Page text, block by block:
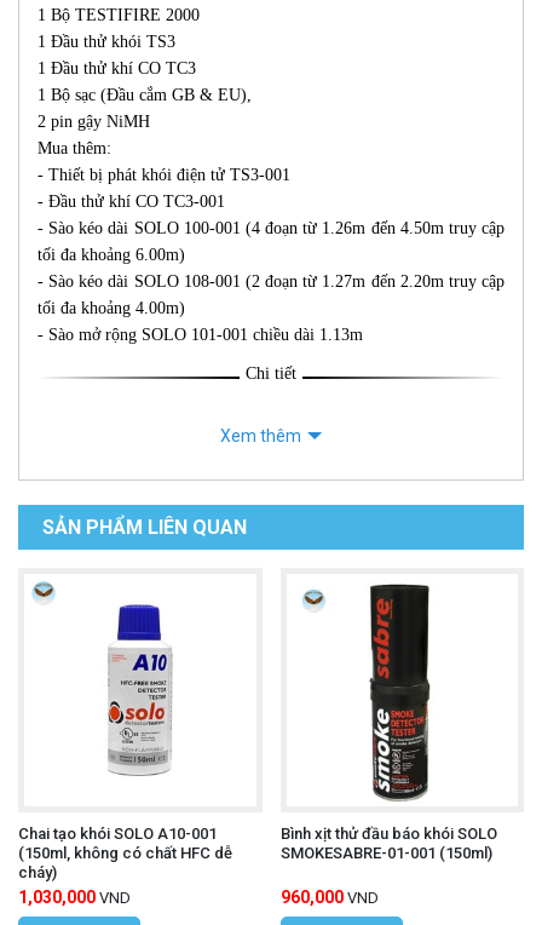
1 Bộ TESTIFIRE 2000
1 Đầu thử khói TS3
1 Đầu thử khí CO TC3
1 Bộ sạc (Đầu cắm GB & EU),
2 pin gậy NiMH
Mua thêm:
- Thiết bị phát khói điện tử TS3-001
- Đầu thử khí CO TC3-001
- Sào kéo dài SOLO 100-001 (4 đoạn từ 1.26m đến 4.50m truy cập
tối đa khoảng 6.00m)
- Sào kéo dài SOLO 108-001 (2 đoạn từ 1.27m đến 2.20m truy cập
tối đa khoảng 4.00m)
- Sào mở rộng SOLO 101-001 chiều dài 1.13m
Chi tiết
Xem thêm
SẢN PHẨM LIÊN QUAN
Chai tạo khói SOLO A10-001
(150ml, không có chất HFC dễ
cháy)
1,030,000 VND
Bình xịt thử đầu báo khói SOLO
SMOKESABRE-01-001 (150ml)
960,000 VND